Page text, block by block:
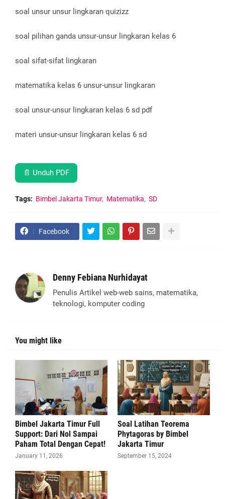
soal unsur unsur lingkaran quizizz
soal pilihan ganda unsur-unsur lingkaran kelas 6
soal sifat-sifat lingkaran
matematika kelas 6 unsur-unsur lingkaran
soal unsur-unsur lingkaran kelas 6 sd pdf
materi unsur-unsur lingkaran kelas 6 sd
📄 Unduh PDF
Tags: Bimbel Jakarta Timur Matematika SD
Facebook
Denny Febiana Nurhidayat
Penulis Artikel web-web sains, matematika,
teknologi, komputer coding
You might like
Bimbel Jakarta Timur Full
Support: Dari Nol Sampai
Paham Total Dengan Cepat!
January 11, 2026
Soal Latihan Teorema
Phytagoras by Bimbel
Jakarta Timur
September 15, 2024